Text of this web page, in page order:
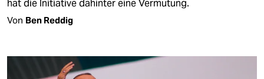
hat die Initiative dahinter eine Vermutung.
Von Ben Reddig